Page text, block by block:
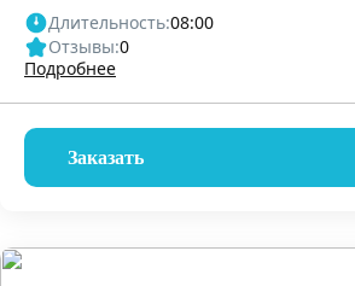
Длительность:08:00
Отзывы:0
Подробнее
Заказать